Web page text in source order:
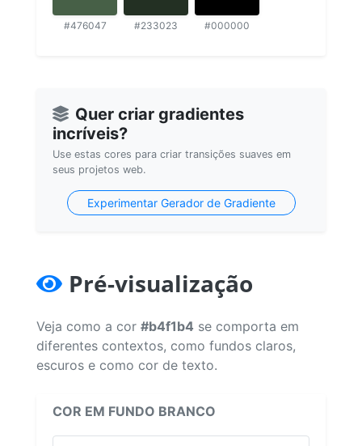
#476047 #233023 #000000
Quer criar gradientes
incríveis?
Use estas cores para criar transições suaves em
seus projetos web.
Experimentar Gerador de Gradiente
Pré-visualização
Veja como a cor #b4f1b4 se comporta em
diferentes contextos, como fundos claros,
escuros e como cor de texto.
COR EM FUNDO BRANCO